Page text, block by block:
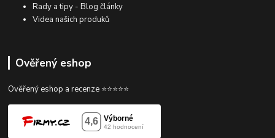
Rady a tipy - Blog články
Videa našich produků
Ověřený eshop
Ověřený eshop a recenze ⭐⭐⭐⭐⭐